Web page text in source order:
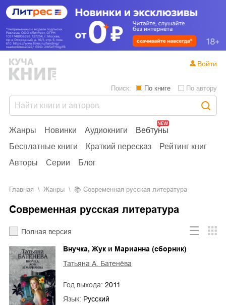
Жанры Новинки Аудиокниги
Вебтуны
Бесплатные книги
Краткий пересказ
Рейтинг книг
Авторы
Серии Блог
Поиск: По книге По автору
Войти
Главная Жанры Современная русская литература
Современная русская литература
Полная версия
Внучка, Жук и Марианна (сборник)
Татьяна А. Батенёва
Год выхода: 2011
Язык: Русский